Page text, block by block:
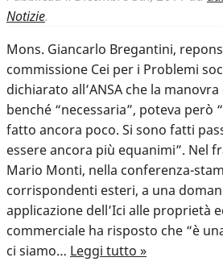
Notizie.
Mons. Giancarlo Bregantini,
commissione Cei per i Problemi
dichiarato all’ANSA che la
benché “necessaria”, poteva però
fatto ancora poco. Si sono fatti
essere ancora più equanimi”. Nel
Mario Monti, nella conferenza-
corrispondenti esteri, a una
applicazione dell’Ici alle proprietà
commerciale ha risposto che “è
ci siamo… Leggi tutto »